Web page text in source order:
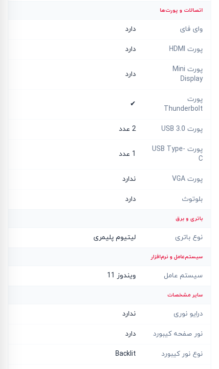
اتصالات و پورت‌ها
وای فای دارد
پورت HDMI دارد
پورت Mini
Display
دارد
پورت
Thunderbolt
✔
پورت USB 3.0 2 عدد
پورت USB Type-
C
1 عدد
پورت VGA ندارد
بلوتوث دارد
باتری و برق
نوع باتری لیتیوم پلیمری
سیستم‌عامل و نرم‌افزار
سیستم عامل ویندوز 11
سایر مشخصات
درایو نوری ندارد
نور صفحه کیبورد دارد
نوع نور کیبورد Backlit